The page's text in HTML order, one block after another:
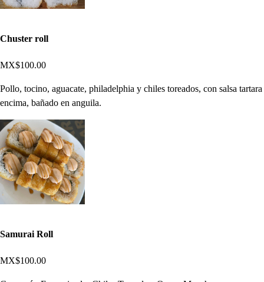
Chuster roll
MX$100.00
Pollo, tocino, aguacate, philadelphia y chiles toreados, con salsa tartara
encima, bañado en anguila.
Samurai Roll
MX$100.00